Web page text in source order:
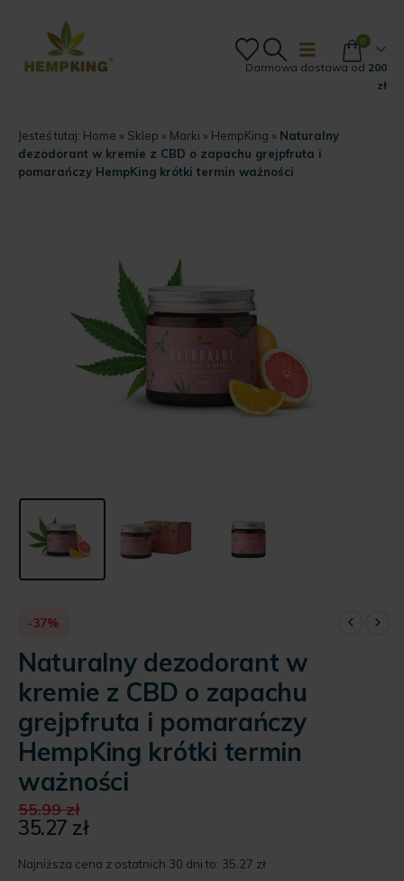
0
Darmowa dostawa od 200
zł
Jesteś tutaj: Home » Sklep » Marki » HempKing » Naturalny
dezodorant w kremie z CBD o zapachu grejpfruta i
pomarańczy HempKing krótki termin ważności
-37%
Naturalny dezodorant w
kremie z CBD o zapachu
grejpfruta i pomarańczy
HempKing krótki termin
ważności
55.99zł
cena
55.99 zł.
35.27 zł
cena
Najniższa cena z ostatnich 30 dni to: 35.27 zł